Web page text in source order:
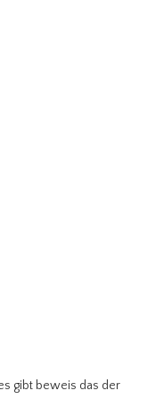
gibt beweis das der